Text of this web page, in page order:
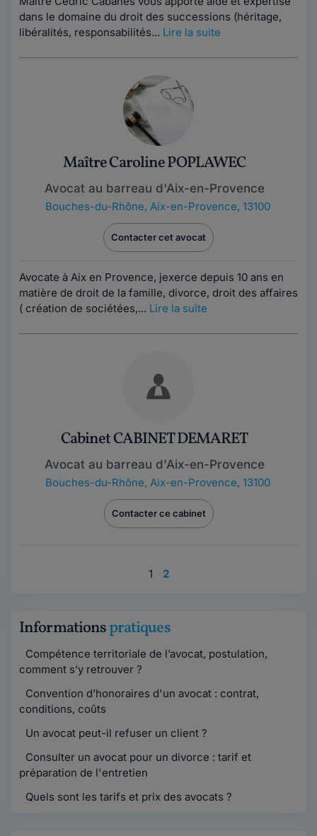
dans le domaine du droit des successions (héritage,
libéralités, responsabilités... Lire la suite
Maître Caroline POPLAWEC
Avocat au barreau d'Aix-en-Provence
Bouches-du-Rhône, Aix-en-Provence, 13100
Contacter cet avocat
Avocate à Aix en Provence, jexerce depuis 10 ans en
matière de droit de la famille, divorce, droit des affaires
( création de sociétées,... Lire la suite
Cabinet CABINET DEMARET
Avocat au barreau d'Aix-en-Provence
Bouches-du-Rhône, Aix-en-Provence, 13100
Contacter ce cabinet
1 2
Informationspratiques
Compétence territoriale de l’avocat, postulation,
comment s’y retrouver ?
Convention d’honoraires d'un avocat : contrat,
conditions, coûts
Un avocat peut-il refuser un client ?
Consulter un avocat pour un divorce : tarif et
préparation de l'entretien
Quels sont les tarifs et prix des avocats ?